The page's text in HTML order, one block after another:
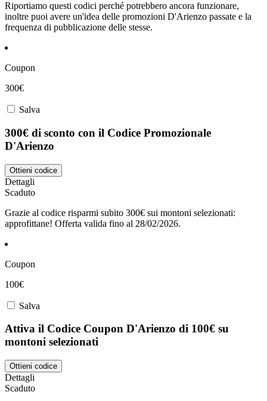
Riportiamo questi codici perché potrebbero ancora funzionare,
inoltre puoi avere un'idea delle promozioni D'Arienzo passate e la
frequenza di pubblicazione delle stesse.
Coupon
300€
Salva
300€ di sconto con il Codice Promozionale
D'Arienzo
Ottieni codice
Dettagli
Scaduto
Grazie al codice risparmi subito 300€ sui montoni selezionati:
approfittane! Offerta valida fino al 28/02/2026.
Coupon
100€
Salva
Attiva il Codice Coupon D'Arienzo di 100€ su
montoni selezionati
Ottieni codice
Dettagli
Scaduto